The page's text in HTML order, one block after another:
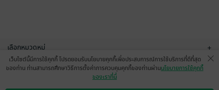
เลือกหมวดหมู่ +
บริการช่วยเหลือ
เว็บไซต์นี้มีการใช้คุกกี้ โปรดยอมรับนโยบายคุกกี้เพื่อประสบการณ์การใช้บริการที่ดีที่สุด
ของท่าน ท่านสามารถศึกษาวิธีการตั้งค่าการควบคุมคุกกี้ของท่านผ่านนโยบายการใช้คุกกี้
ของเราที่นี่